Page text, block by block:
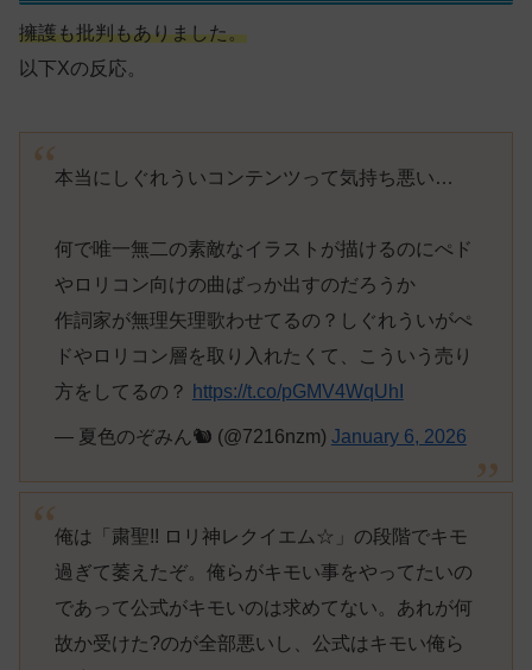
擁護も批判もありました。
以下Xの反応。
本当にしぐれういコンテンツって気持ち悪い…
何で唯一無二の素敵なイラストが描けるのにぺド
やロリコン向けの曲ばっか出すのだろうか
作詞家が無理矢理歌わせてるの？しぐれういがぺ
ドやロリコン層を取り入れたくて、こういう売り
方をしてるの？
https://t.co/pGMV4WqUhI
— 夏色のぞみん🐿 (@7216nzm) January 6, 2026
俺は「粛聖!! ロリ神レクイエム☆」の段階でキモ
過ぎて萎えたぞ。俺らがキモい事をやってたいの
であって公式がキモいのは求めてない。あれが何
故か受けた?のが全部悪いし、公式はキモい俺ら